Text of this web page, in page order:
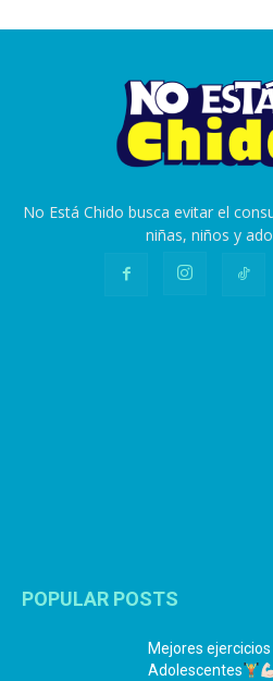
No Está Chido busca evitar el
niñas, niños y
POPULAR POSTS
Mejores ejercicios
Adolescentes